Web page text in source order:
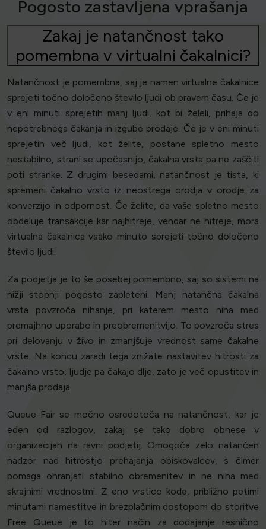
Pogosto zastavljena vprašanja
Zakaj je natančnost tako
pomembna v virtualni čakalnici?
Natančnost je pomembna, saj je namen virtualne čakalnice
sprejeti točno določeno število ljudi ob pravem času. Če je
v eni minuti sprejetih manj ljudi, kot bi želeli, prihaja do
nepotrebnega čakanja in izgube prodaje. Če je v eni minuti
sprejetih več ljudi, kot želite, postane spletno mesto
nestabilno, strani se upočasnijo, čakalna vrsta pa ne zaščiti
poti stranke. Z drugimi besedami, natančnost je tista, ki
spremeni čakalno vrsto iz neostrega orodja v orodje za
konverzijo in odpornost. Če želite, da vaše spletno mesto
obdeluje transakcije kar najhitreje, vendar ne hitreje, mora
virtualna čakalnica vsako minuto sprejeti točno določeno
število ljudi.
Za podjetja je to še posebej pomembno, saj so sistemi na
nižji stopnji pogosto zapleteni. Manj natančna čakalna
vrsta povzroča nihanje, pri katerem mesto niha med
premajhno uporabo in preobremenitvijo. To povzroča stres
pri delovanju v živo in zmanjšuje vrednost same čakalne
vrste. Na koncu zaradi tega znižate nastavitev hitrosti za
čakalno vrsto, ljudje pa čakajo dlje, zato je več opustitev in
manjša prodaja.
Queue-Fair se močno osredotoča na natančnost, kar je
eden od razlogov, zakaj se tako dobro obnese v
organizacijah na ravni podjetij. Omogoča zelo natančen
nadzor nad hitrostjo prehajanja obiskovalcev, s čimer
pomaga ohranjati stabilno obremenitev in ne niha med
skrajnimi vrednostmi. Z eno vrstico kode, približno petimi
minutami namestitve in brezplačnim dostopom do storitve
Free Queue je to hiter način za dodajanje resnično